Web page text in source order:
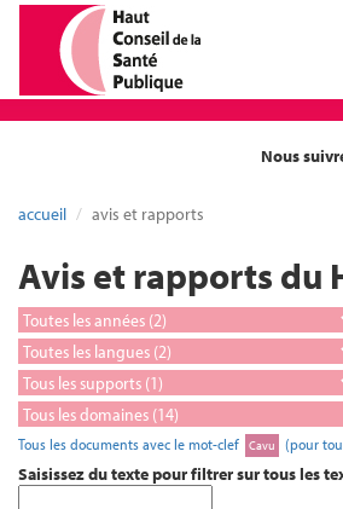
Nous
accueil avis et rapports
Avis et rapports du
Tous les documents avec le mot-clef Cavu (pour
Saisissez du texte pour filtrer sur tous les